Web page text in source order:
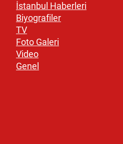
İstanbul Haberleri
Biyografiler
TV
Foto Galeri
Video
Genel